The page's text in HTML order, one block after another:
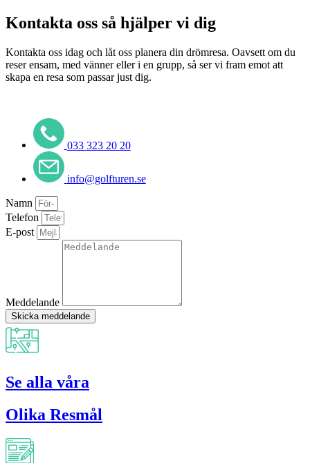
Kontakta oss så hjälper vi dig
Kontakta oss idag och låt oss planera din drömresa. Oavsett om du
reser ensam, med vänner eller i en grupp, så ser vi fram emot att
skapa en resa som passar just dig.
033 323 20 20
info@golfturen.se
Namn
Telefon
E-post
Meddelande
Skicka meddelande
Se alla våra
Olika Resmål